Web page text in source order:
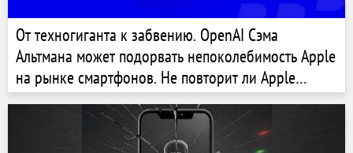
От техногиганта к забвению. OpenAI Сэма
Альтмана может подорвать непоколебимость Apple
на рынке смартфонов. Не повторит ли Apple
судьбу некогда величественной BlackBerry?